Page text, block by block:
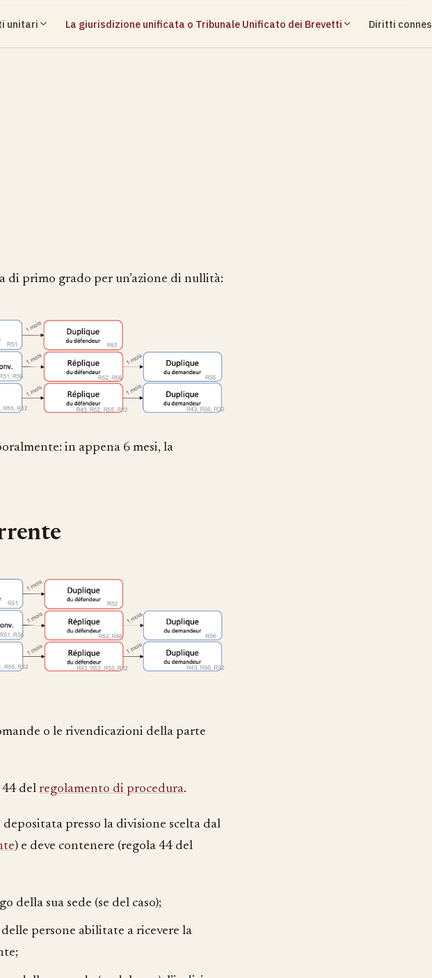
unitari La giurisdizione unificata o Tribunale Unificato dei Brevetti Diritti
di primo grado per un’azione di nullità:
in appena 6 mesi, la
o le rivendicazioni della parte
del regolamento di procedura.
presso la divisione scelta dal
) e deve contenere (regola 44 del
della sua sede (se del caso);
persone abilitate a ricevere la